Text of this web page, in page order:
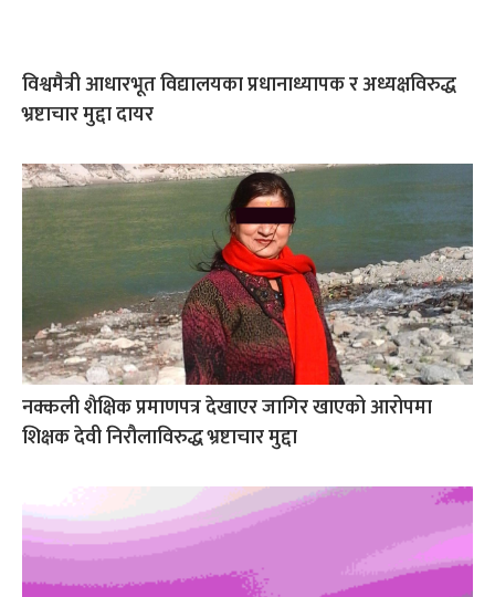
विश्वमैत्री आधारभूत विद्यालयका प्रधानाध्यापक र अध्यक्षविरुद्ध
भ्रष्टाचार मुद्दा दायर
नक्कली शैक्षिक प्रमाणपत्र देखाएर जागिर खाएको आरोपमा
शिक्षक देवी निरौलाविरुद्ध भ्रष्टाचार मुद्दा